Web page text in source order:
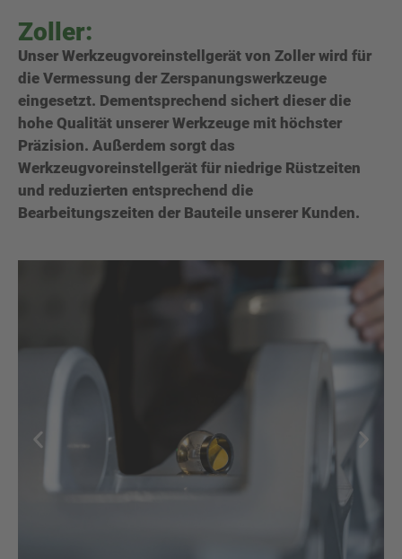
Zoller:
Unser Werkzeugvoreinstellgerät von Zoller wird für
die Vermessung der Zerspanungswerkzeuge
eingesetzt. Dementsprechend sichert dieser die
hohe Qualität unserer Werkzeuge mit höchster
Präzision. Außerdem sorgt das
Werkzeugvoreinstellgerät für niedrige Rüstzeiten
und reduzierten entsprechend die
Bearbeitungszeiten der Bauteile unserer Kunden.